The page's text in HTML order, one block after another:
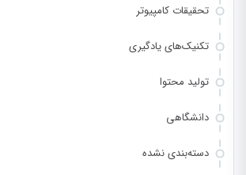
تحقیقات کامپیوتر
تکنیک‌های یادگیری
تولید محتوا
دانشگاهی
دسته‌بندی نشده